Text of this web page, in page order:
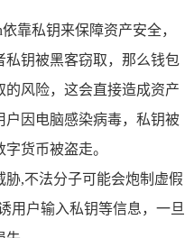
靠私钥来保障资产安全，
钥被黑客窃取，那么钱包
风险，这会直接造成资产
户因电脑感染病毒，私钥被
货币被盗走。
,不法分子可能会炮制虚假
用户输入私钥等信息，一旦